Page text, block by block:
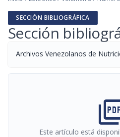
SECCIÓN BIBLIOGRÁFICA
Sección
Archivos Venezolanos de
Este artículo está